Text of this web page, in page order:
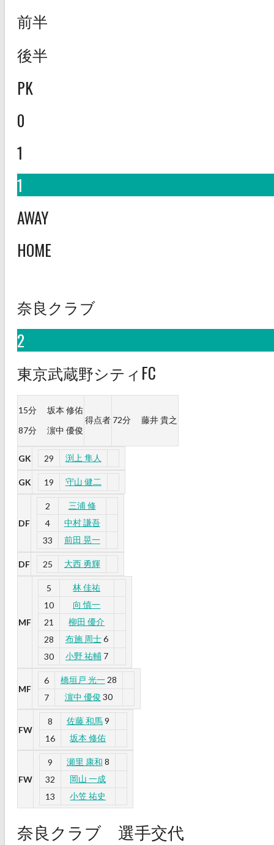
前半
後半
PK
0
1
1
AWAY
HOME
奈良クラブ
2
東京武蔵野シティFC
15分
坂本 修佑
87分
濵中 優俊
得点者 72分 藤井 貴之
GK 29 渕上 隼人
GK 19 守山 健二
DF
2
三浦 修
4
中村 謙吾
33
前田 晃一
DF 25 大西 勇輝
MF
5
林 佳祐
10
向 慎一
21
柳田 優介
28
布施 周士6
30
小野 祐輔 7
MF
6 橋垣戸 光一 28
7
濵中 優俊 30
FW
8 佐藤 和馬9
16
坂本 修佑
FW
9 瀬里 康和 8
32
岡山 一成
13
小笠 祐史
奈良クラブ 選手交代